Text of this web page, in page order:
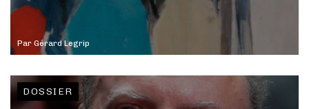
Par Gérard Legrip
DOSSIER